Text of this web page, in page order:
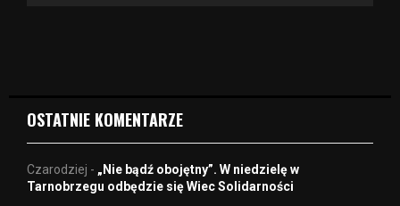
OSTATNIE KOMENTARZE
Czarodziej - „Nie bądź obojętny”. W niedzielę w
Tarnobrzegu odbędzie się Wiec Solidarności